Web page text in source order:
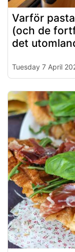
Varför
(och de
det
Tuesday 7 April